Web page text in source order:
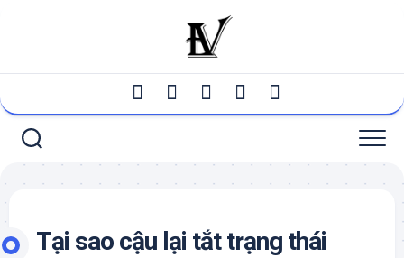
Tại sao cậu lại tắt trạng thái